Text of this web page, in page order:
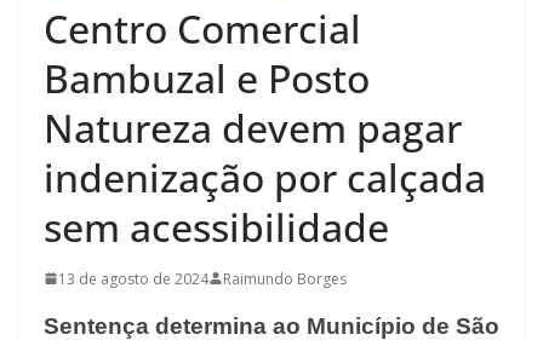
Centro Comercial
Bambuzal e Posto
Natureza devem pagar
indenização por calçada
sem acessibilidade
13 de agosto de 2024 Raimundo Borges
Sentença determina ao Município de São